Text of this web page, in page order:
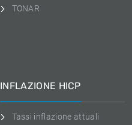
TONAR
INFLAZIONE HICP
Tassi inflazione attuali